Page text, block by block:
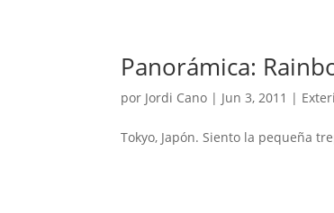
Panorámica:
por Jordi Cano | Jun 3, 2011 |
Tokyo, Japón. Siento la pequeña